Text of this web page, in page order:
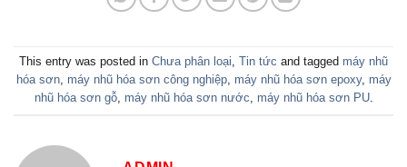
This entry was posted in Chưa phân loại Tin tức and tagged máy nhũ
hóa sơn, máy nhũ hóa sơn công nghiệp, máy nhũ hóa sơn epoxy, máy
nhũ hóa sơn gỗ, máy nhũ hóa sơn nước máy nhũ hóa sơn PU.